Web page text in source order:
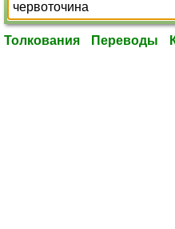
Толкования Переводы